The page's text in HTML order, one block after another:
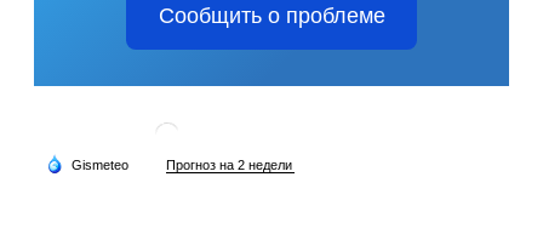
Сообщить о проблеме